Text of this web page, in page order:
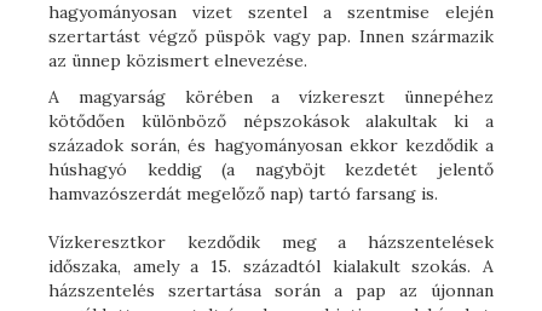
hagyományosan vizet szentel a szentmise elején
szertartást végző püspök vagy pap. Innen származik
az ünnep közismert elnevezése.
A magyarság körében a vízkereszt ünnepéhez
kötődően különböző népszokások alakultak ki a
századok során, és hagyományosan ekkor kezdődik a
húshagyó keddig (a nagyböjt kezdetét jelentő
hamvazószerdát megelőző nap) tartó farsang is.
Vízkeresztkor kezdődik meg a házszentelések
időszaka, amely a 15. századtól kialakult szokás. A
házszentelés szertartása során a pap az újonnan